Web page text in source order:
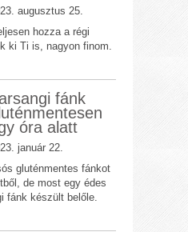
augusztus 25.
hozza a régi
ki Ti is, nagyon finom.
fánk
óra alatt
január 22.
gluténmentes fánkot
de most egy édes
fánk készült belőle.